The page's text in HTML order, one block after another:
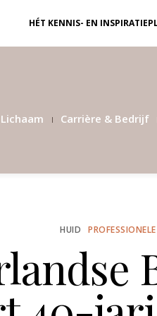
HÉT KENNIS- EN
Carrière & Bedrijf
HUID